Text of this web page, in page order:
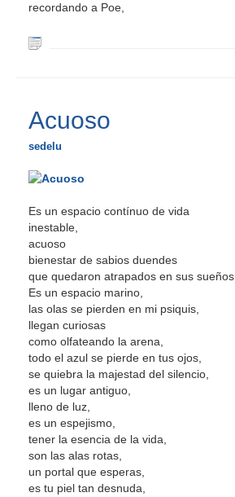
recordando a Poe,
Acuoso
sedelu
Es un espacio contínuo de vida
inestable,
acuoso
bienestar de sabios duendes
que quedaron atrapados en sus sueños
Es un espacio marino,
las olas se pierden en mi psiquis,
llegan curiosas
como olfateando la arena,
todo el azul se pierde en tus ojos,
se quiebra la majestad del silencio,
es un lugar antiguo,
lleno de luz,
es un espejismo,
tener la esencia de la vida,
son las alas rotas,
un portal que esperas,
es tu piel tan desnuda,